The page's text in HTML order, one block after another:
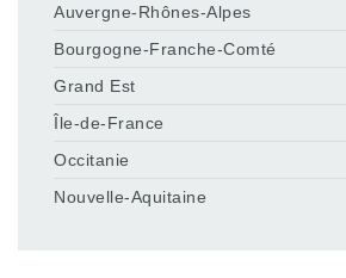
Auvergne-Rhônes-Alpes
Bourgogne-Franche-Comté
Grand Est
Île-de-France
Occitanie
Nouvelle-Aquitaine